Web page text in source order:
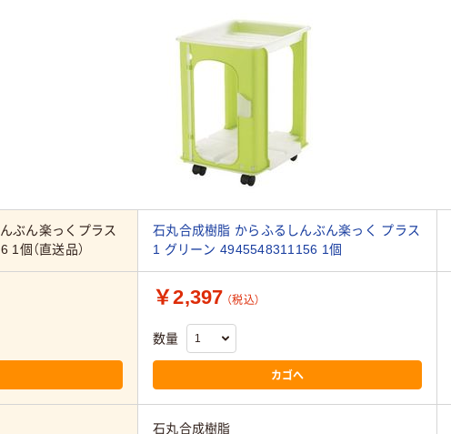
ぶん楽っくプラス
個（直送品）
石丸合成樹脂 からふるしんぶん楽っく プラス
1 グリーン 4945548311156 1個
￥2,397 （税込）
数量
カゴへ
石丸合成樹脂